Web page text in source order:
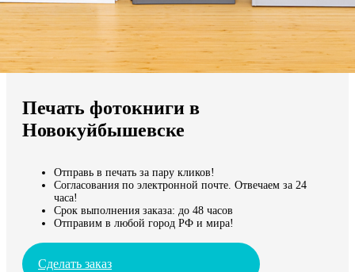
Мы доставляем по всему миру
Продолжить без города
Печать фотокниги в
Новокуйбышевске
Отправь в печать за пару кликов!
Согласования по электронной почте. Отвечаем за 24
часа!
Срок выполнения заказа: до 48 часов
Отправим в любой город РФ и мира!
Сделать заказ